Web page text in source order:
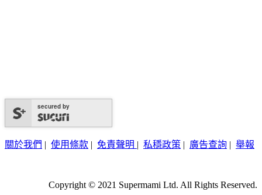
secured by
關於我們 | 使用條款 | 免責聲明 | 私穩政策 | 廣告查詢 | 舉報
Copyright © 2021 Supermami Ltd. All Rights Reserved.